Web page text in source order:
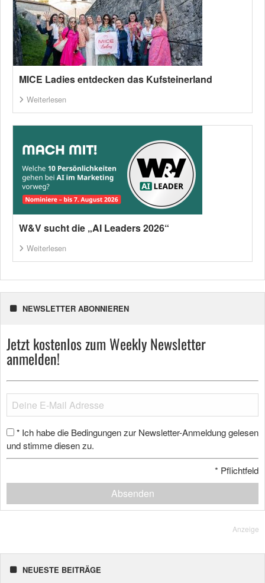
MICE Ladies entdecken das Kufsteinerland
Weiterlesen
W&V sucht die „AI Leaders 2026“
Weiterlesen
NEWSLETTER ABONNIEREN
Jetzt kostenlos zum Weekly Newsletter
anmelden!
* Ich habe die Bedingungen zur Newsletter-Anmeldung gelesen
und stimme diesen zu.
* Pflichtfeld
Absenden
Anzeige
NEUESTE BEITRÄGE